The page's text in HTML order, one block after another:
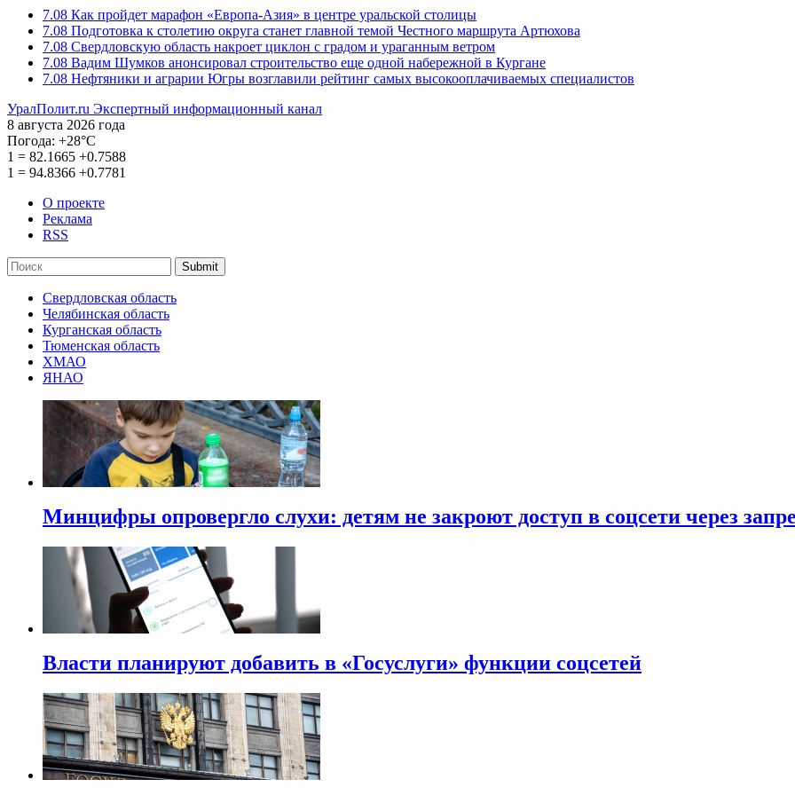
7.08 Как пройдет марафон «Европа-Азия» в центре уральской столицы
7.08 Подготовка к столетию округа станет главной темой Честного маршрута Артюхова
7.08 Свердловскую область накроет циклон с градом и ураганным ветром
7.08 Вадим Шумков анонсировал строительство еще одной набережной в Кургане
7.08 Нефтяники и аграрии Югры возглавили рейтинг самых высокооплачиваемых специалистов
УралПолит.ru Экспертный информационный канал
8 августа 2026 года
Погода: +28°С
1 = 82.1665 +0.7588
1 = 94.8366 +0.7781
О проекте
Реклама
RSS
Submit
Свердловская область
Челябинская область
Курганская область
Тюменская область
ХМАО
ЯНАО
Минцифры опровергло слухи: детям не закроют доступ в соцсети через
Власти планируют добавить в «Госуслуги» функции соцсетей